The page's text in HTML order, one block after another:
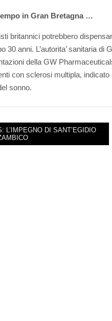
in Gran Bretagna …
britannici potrebbero
30 anni. L’autorita’ sanitaria di
della GW
con sclerosi multipla,
sonno.
L’IMPEGNO DI SANT’EGIDIO